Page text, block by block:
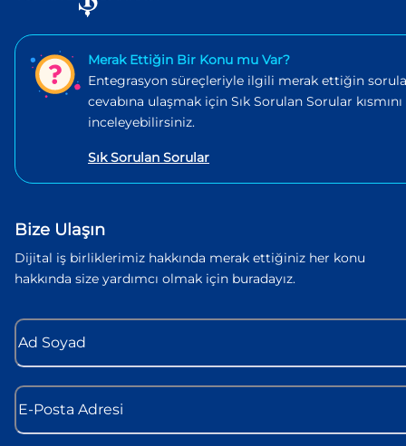
Merak Ettiğin Bir Konu mu Var?
Entegrasyon süreçleriyle ilgili merak ettiğin
cevabına ulaşmak için Sık Sorulan Sorular kısmını
inceleyebilirsiniz.
Sık Sorulan Sorular
Bize Ulaşın
Dijital iş birliklerimiz hakkında merak ettiğiniz her konu
hakkında size yardımcı olmak için buradayız.